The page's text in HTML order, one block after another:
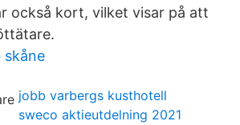
också kort, vilket visar på att
skåne
jobb varbergs kusthotell
sweco aktieutdelning 2021